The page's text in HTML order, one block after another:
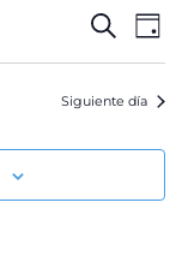
de
y
vistas
Buscar
de
de
Día
Siguiente día